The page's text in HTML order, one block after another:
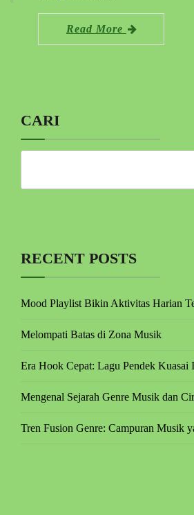
Read More
CARI
RECENT POSTS
Mood Playlist Bikin Aktivitas Harian
Melompati Batas di Zona Musik
Era Hook Cepat: Lagu Pendek Kuasai
Mengenal Sejarah Genre Musik dan
Tren Fusion Genre: Campuran Musik